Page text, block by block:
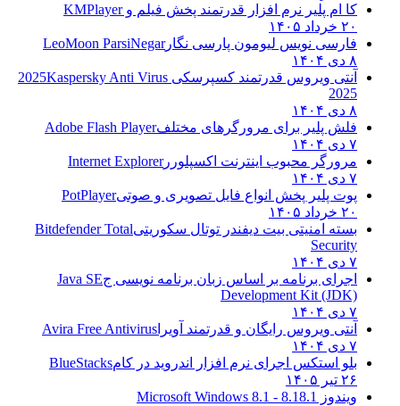
کا ام پلیر نرم افزار قدرتمند پخش فیلم وKMPlayer
فارسی نویس لیومون پارسی نگارLeoMoon ParsiNegar
آنتی ویروس قدرتمند کسپرسکی 2025Kaspersky Anti Virus
2025
فلش پلیر برای مرورگرهای مختلفAdobe Flash Player
مرورگر محبوب اینترنت اکسپلوررInternet Explorer
پوت پلیر پخش انواع فایل تصویری و صوتیPotPlayer
بسته امنیتی بیت دیفندر توتال سکوریتیBitdefender Total
Security
اجرای برنامه بر اساس زبان برنامه نویسی ج Java SE
Development Kit (JDK)
آنتی ویروس رایگان و قدرتمند آویراAvira Free Antivirus
بلو استکس اجرای نرم افزار اندروید در کامBlueStacks
ویندوز 8.18.1 - Microsoft Windows 8.1